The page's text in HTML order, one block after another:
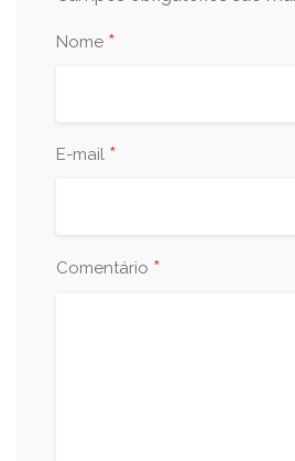
Nome *
E-mail *
Comentário *